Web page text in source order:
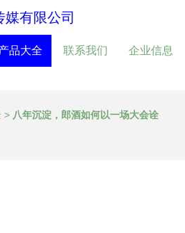
有限公司
品大全 联系我们 企业信息
> 八年沉淀，郎酒如何以一场大会诠